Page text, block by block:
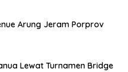
Arung Jeram Porprov
Lewat Turnamen Bridge